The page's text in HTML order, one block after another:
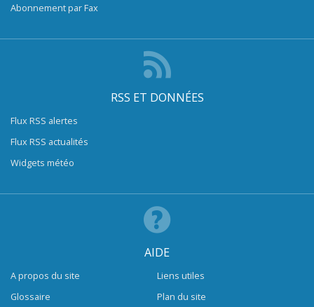
Abonnement par Fax
RSS ET DONNÉES
Flux RSS alertes
Flux RSS actualités
Widgets météo
AIDE
A propos du site
Glossaire
Liens utiles
Plan du site